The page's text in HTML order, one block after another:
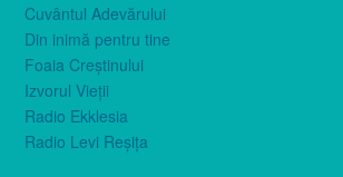
Cuvântul Adevărului
Din inimă pentru tine
Foaia Creştinului
Izvorul Vieţii
Radio Ekklesia
Radio Levi Reşiţa